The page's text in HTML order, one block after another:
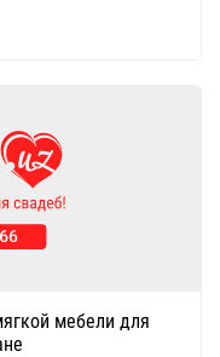
мебели для